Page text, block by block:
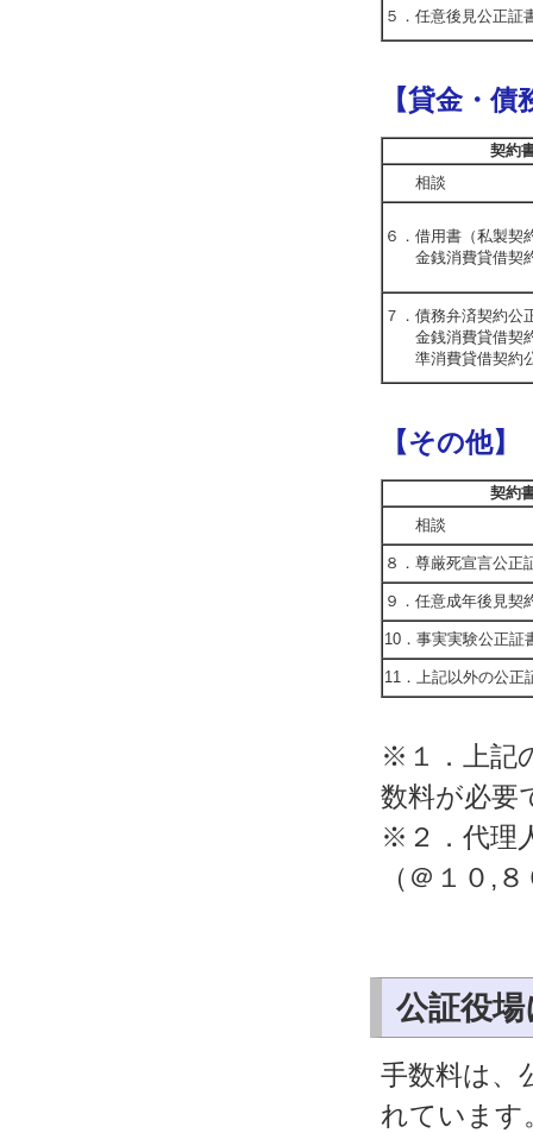
５．任意後見公正証
【貸金・
契約
相談
６．借用書（私製契
金銭消費貸借契
７．債務弁済契約公
金銭消費貸借契
準消費貸借契約
【その他】
契約
相談
８．尊厳死宣言公正
９．任意成年後見契
10．事実実験公正証
11．上記以外の公正
※１．上記
数料が必要
※２．代理
（＠１０,
公証役
手数料は、
れています